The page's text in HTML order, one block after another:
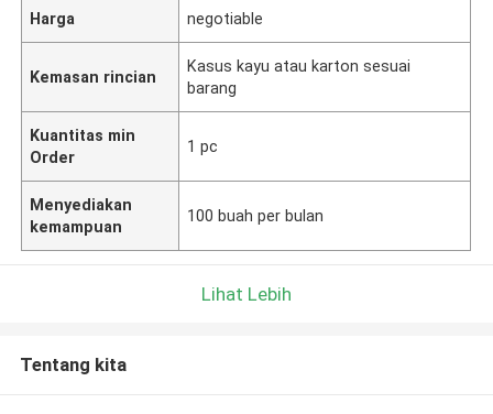
Harga negotiable
Kemasan rincian
Kasus kayu atau karton sesuai
barang
Kuantitas min
Order
1 pc
Menyediakan
kemampuan
100 buah per bulan
Lihat Lebih
Tentang kita